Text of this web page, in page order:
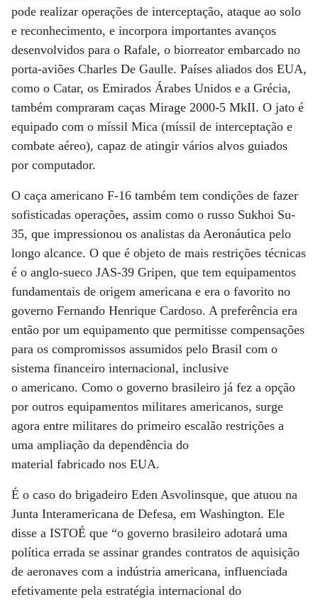
pode realizar operações de interceptação, ataque ao solo
e reconhecimento, e incorpora importantes avanços
desenvolvidos para o Rafale, o biorreator embarcado no
porta-aviões Charles De Gaulle. Países aliados dos EUA,
como o Catar, os Emirados Árabes Unidos e a Grécia,
também compraram caças Mirage 2000-5 MkII. O jato é
equipado com o míssil Mica (míssil de interceptação e
combate aéreo), capaz de atingir vários alvos guiados
por computador.
O caça americano F-16 também tem condições de fazer
sofisticadas operações, assim como o russo Sukhoi Su-
35, que impressionou os analistas da Aeronáutica pelo
longo alcance. O que é objeto de mais restrições técnicas
é o anglo-sueco JAS-39 Gripen, que tem equipamentos
fundamentais de origem americana e era o favorito no
governo Fernando Henrique Cardoso. A preferência era
então por um equipamento que permitisse compensações
para os compromissos assumidos pelo Brasil com o
sistema financeiro internacional, inclusive
o americano. Como o governo brasileiro já fez a opção
por outros equipamentos militares americanos, surge
agora entre militares do primeiro escalão restrições a
uma ampliação da dependência do
material fabricado nos EUA.
É o caso do brigadeiro Eden Asvolinsque, que atuou na
Junta Interamericana de Defesa, em Washington. Ele
disse a ISTOÉ que “o governo brasileiro adotará uma
política errada se assinar grandes contratos de aquisição
de aeronaves com a indústria americana, influenciada
efetivamente pela estratégia internacional do